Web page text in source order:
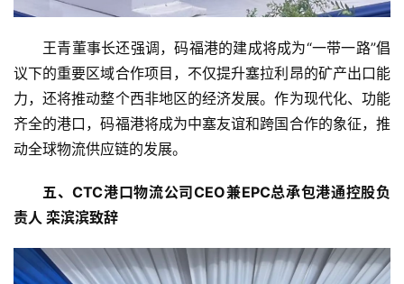
题
汽
车
·
新
能
王青董事长还强调，码福港的建成将成为“一带一路”倡
议下的重要区域合作项目，不仅提升塞拉利昂的矿产出口能
力，还将推动整个西非地区的经济发展。作为现代化、功能
齐全的港口，码福港将成为中塞友谊和跨国合作的象征，推
动全球物流供应链的发展。
五、CTC港口物流公司CEO兼EPC总承包港通控股负
责人 栾滨滨致辞